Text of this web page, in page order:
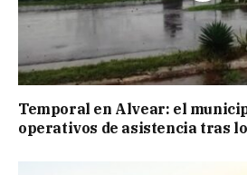
Temporal en Alvear: el
operativos de asistencia tras